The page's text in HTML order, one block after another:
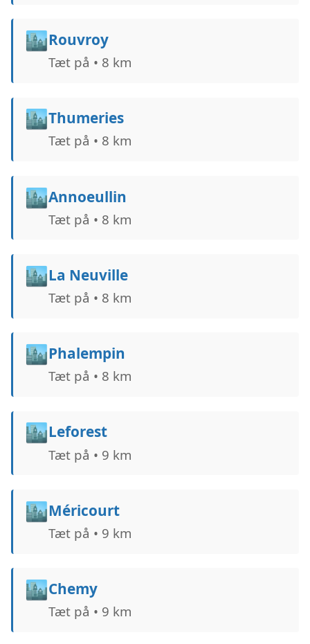
🏙️Rouvroy
Tæt på • 8 km
🏙️Thumeries
Tæt på • 8 km
🏙️Annoeullin
Tæt på • 8 km
🏙️La Neuville
Tæt på • 8 km
🏙️Phalempin
Tæt på • 8 km
🏙️Leforest
Tæt på • 9 km
🏙️Méricourt
Tæt på • 9 km
🏙️Chemy
Tæt på • 9 km